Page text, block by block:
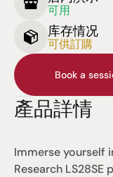
可用
库存情况
可供訂購
Book a
產品詳情
Immerse yourself
Research